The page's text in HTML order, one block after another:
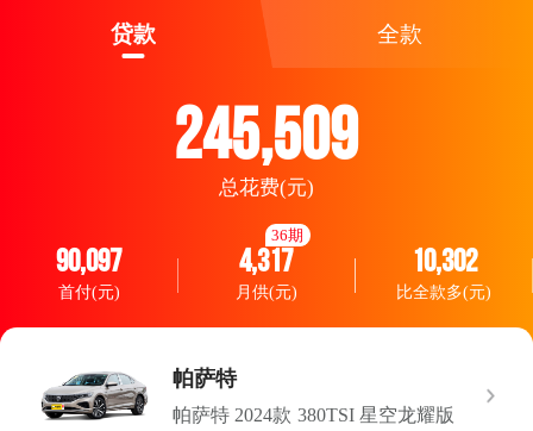
贷款 全款
245,509
总花费(元)
90,097
首付(元)
4,317
月供(元)
36期
10,302
比全款多(元)
帕萨特
帕萨特 2024款 380TSI 星空龙耀版